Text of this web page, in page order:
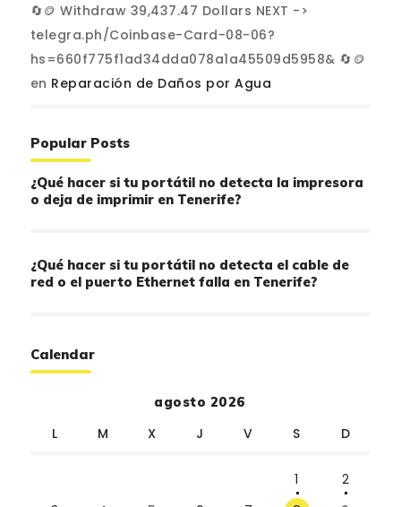
🔄🪙 Withdraw 39,437.47 Dollars NEXT ->
telegra.ph/Coinbase-Card-08-06?
hs=660f775f1ad34dda078a1a45509d5958& 🔄🪙
en Reparación de Daños por Agua
Popular Posts
¿Qué hacer si tu portátil no detecta la impresora
o deja de imprimir en Tenerife?
¿Qué hacer si tu portátil no detecta el cable de
red o el puerto Ethernet falla en Tenerife?
Calendar
agosto 2026
L M X J V S D
1
2